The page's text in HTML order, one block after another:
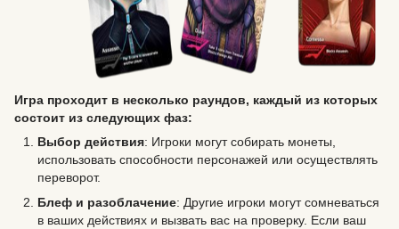
Игра проходит в несколько раундов, каждый из которых
состоит из следующих фаз:
Выбор действия: Игроки могут собирать монеты,
использовать способности персонажей или осуществлять
переворот.
Блеф и разоблачение: Другие игроки могут сомневаться
в ваших действиях и вызвать вас на проверку. Если ваш